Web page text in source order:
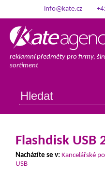
info@kate.cz
reklamní předměty pro firmy,
sortiment
Flashdisk USB
Nacházíte se v: Kancelářské
USB